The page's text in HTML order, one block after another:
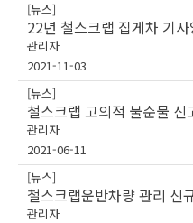
[뉴스]
22년 철스크랩 집게차 기
관리자
2021-11-03
[뉴스]
철스크랩 고의적 불순물 신
관리자
2021-06-11
[뉴스]
철스크랩운반차량 관리 신
관리자